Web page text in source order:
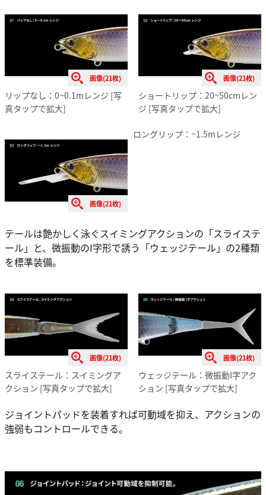
画像(21枚)
リップなし：0~0.1mレンジ [写
真タップで拡大]
画像(21枚)
ショートリップ：20~50cmレン
ジ [写真タップで拡大]
画像(21枚)
ロングリップ：~1.5mレンジ
テールは艶かしく泳ぐスイミングアクションの「スライステ
ール」と、微振動のI字形で誘う「ウェッジテール」の2種類
を標準装備。
画像(21枚)
スライステール：スイミングア
クション [写真タップで拡大]
画像(21枚)
ウェッジテール：微振動I字アク
ション [写真タップで拡大]
ジョイントパッドを装着すれば可動域を抑え、アクションの
強弱もコントロールできる。